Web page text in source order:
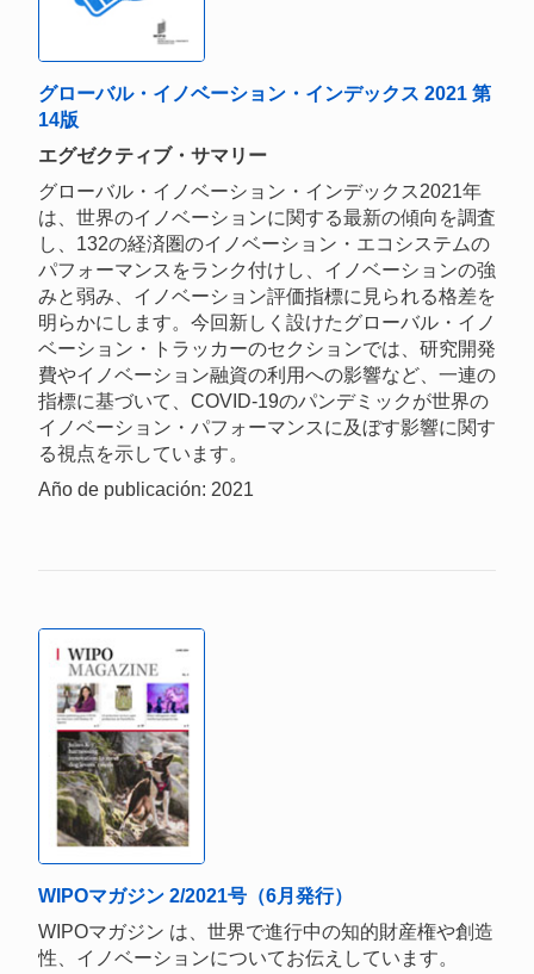
グローバル・イノベーション・インデックス 2021 第
14版
エグゼクティブ・サマリー
グローバル・イノベーション・インデックス2021年
は、世界のイノベーションに関する最新の傾向を調査
し、132の経済圏のイノベーション・エコシステムの
パフォーマンスをランク付けし、イノベーションの強
みと弱み、イノベーション評価指標に見られる格差を
明らかにします。今回新しく設けたグローバル・イノ
ベーション・トラッカーのセクションでは、研究開発
費やイノベーション融資の利用への影響など、一連の
指標に基づいて、COVID-19のパンデミックが世界の
イノベーション・パフォーマンスに及ぼす影響に関す
る視点を示しています。
Año de publicación: 2021
WIPOマガジン 2/2021号（6月発行）
WIPOマガジン は、世界で進行中の知的財産権や創造
性、イノベーションについてお伝えしています。